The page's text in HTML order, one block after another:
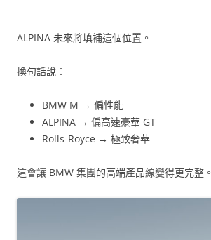
ALPINA 未來將填補這個位置。
換句話說：
BMW M → 偏性能
ALPINA → 偏高速豪華 GT
Rolls-Royce → 極致奢華
這會讓 BMW 集團的高端產品線變得更完整。